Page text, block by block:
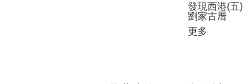
發現西港(五)
劉家古厝
更多